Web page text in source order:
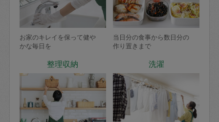
お家のキレイを保って健や
かな毎日を
当日分の食事から数日分の
作り置きまで
整理収納 洗濯